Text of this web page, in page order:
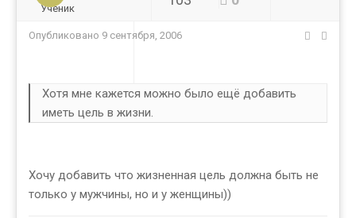
Ученик
Опубликовано 9 сентября, 2006
Хотя мне кажется можно было ещё добавить
иметь цель в жизни.
Хочу добавить что жизненная цель должна быть не
только у мужчины, но и у женщины))